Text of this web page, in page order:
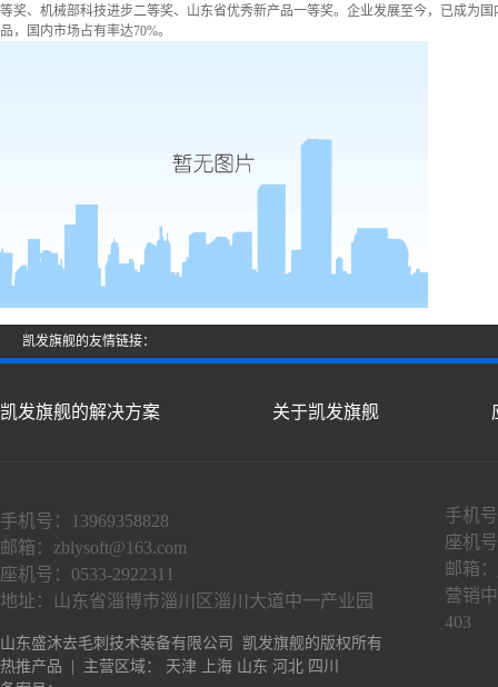
等奖、机械部科技进步二等奖、山东省优秀新产品一等奖。企业发展至今，已成为
品，国内市场占有率达70%。
凯发旗舰的友情链接：
凯发旗舰的解决方案 关于凯发旗舰
手机号：13969358828
邮箱： zblysoft@163.com
座机号：0533-2922311
地址：山东省淄博市淄川区淄川大道中一产业园
手机
座机
邮箱：
营销
403
山东盛沐去毛刺技术装备有限公司 凯发旗舰的版权所有
热推产品 | 主营区域： 天津 上海 山东 河北 四川